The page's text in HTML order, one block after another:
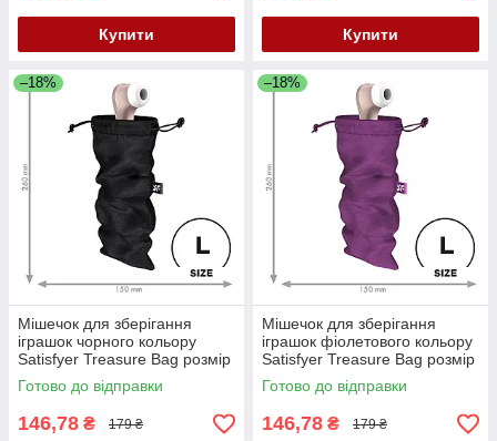
Купити Купити
–18%
Мішечок для зберігання
іграшок чорного кольору
Satisfyer Treasure Bag розмір
L Кайф
Готово до відправки
146,78 ₴ 179 ₴
–18%
Мішечок для зберігання
іграшок фіолетового кольору
Satisfyer Treasure Bag розмір
L Кайф
Готово до відправки
146,78 ₴ 179 ₴